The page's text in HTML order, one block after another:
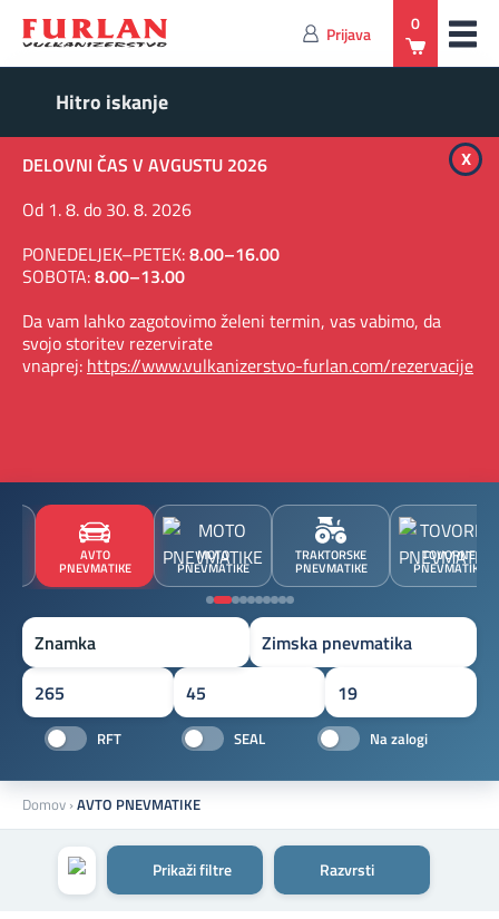
Prijava 0
DELOVNI ČAS V AVGUSTU 2026
Od 1. 8. do 30. 8. 2026
PONEDELJEK–PETEK:8.00–16.00
SOBOTA:8.00–13.00
Da vam lahko zagotovimo želeni termin, vas vabimo, da
svojo storitev rezervirate
vnaprej: https://www.vulkanizerstvo-furlan.com/rezervacije
x
AVTO
PNEVMATIKE
MOTO
PNEVMATIKE
TRAKTORSKE
PNEVMATIKE
TOVORNE
PNEVMATIKE
Znamka
RFT SEAL Na zalogi
Domov ›AVTO PNEVMATIKE
Prikaži filtre Razvrsti